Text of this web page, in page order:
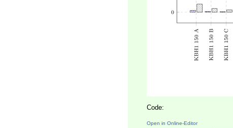
Code:
Open in Online-Editor